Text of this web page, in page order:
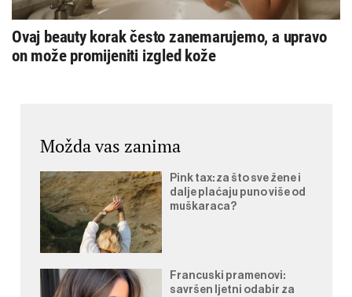
Ovaj beauty korak često zanemarujemo, a upravo
on može promijeniti izgled kože
Možda vas zanima
Pink tax: za što sve žene i
dalje plaćaju puno više od
muškaraca?
Francuski pramenovi:
savršen ljetni odabir za